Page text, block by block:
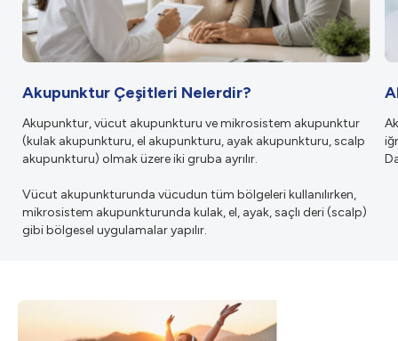
Akupunktur Çeşitleri Nelerdir?
Akupunktur, vücut akupunkturu ve mikrosistem akupunktur
(kulak akupunkturu, el akupunkturu, ayak akupunkturu, scalp
akupunkturu) olmak üzere iki gruba ayrılır.
Vücut akupunkturunda vücudun tüm bölgeleri kullanılırken,
mikrosistem akupunkturunda kulak, el, ayak, saçlı deri (scalp)
gibi bölgesel uygulamalar yapılır.